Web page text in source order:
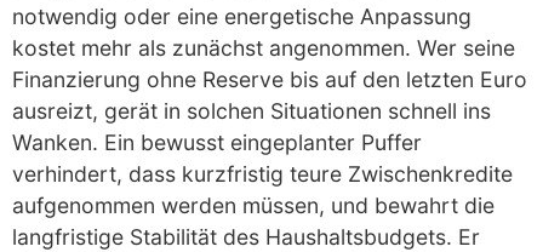
notwendig oder eine energetische Anpassung
kostet mehr als zunächst angenommen. Wer seine
Finanzierung ohne Reserve bis auf den letzten Euro
ausreizt, gerät in solchen Situationen schnell ins
Wanken. Ein bewusst eingeplanter Puffer
verhindert, dass kurzfristig teure Zwischenkredite
aufgenommen werden müssen, und bewahrt die
langfristige Stabilität des Haushaltsbudgets. Er